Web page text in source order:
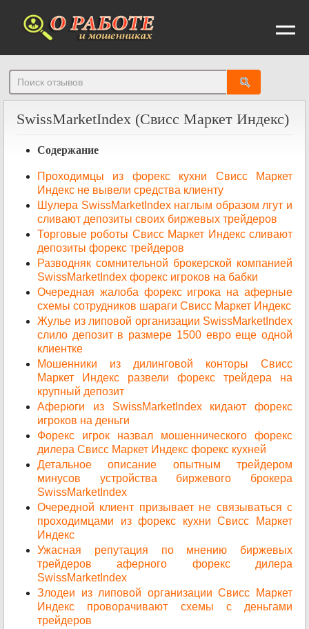
SwissMarketIndex (Свисс Маркет Индекс)
Содержание
Проходимцы из форекс кухни Свисс Маркет
Индекс не вывели средства клиенту
Шулера SwissMarketIndex наглым образом лгут и
сливают депозиты своих биржевых трейдеров
Торговые роботы Свисс Маркет Индекс сливают
депозиты форекс трейдеров
Разводняк сомнительной брокерской компанией
SwissMarketIndex форекс игроков на бабки
Очередная жалоба форекс игрока на аферные
схемы сотрудников шараги Свисс Маркет Индекс
Жулье из липовой организации SwissMarketIndex
слило депозит в размере 1500 евро еще одной
клиентке
Мошенники из дилинговой конторы Свисс
Маркет Индекс развели форекс трейдера на
крупный депозит
Аферюги из SwissMarketIndex кидают форекс
игроков на деньги
Форекс игрок назвал мошеннического форекс
дилера Свисс Маркет Индекс форекс кухней
Детальное описание опытным трейдером
минусов устройства биржевого брокера
SwissMarketIndex
Очередной клиент призывает не связываться с
проходимцами из форекс кухни Свисс Маркет
Индекс
Ужасная репутация по мнению биржевых
трейдеров аферного форекс дилера
SwissMarketIndex
Злодеи из липовой организации Свисс Маркет
Индекс проворачивают схемы с деньгами
трейдеров